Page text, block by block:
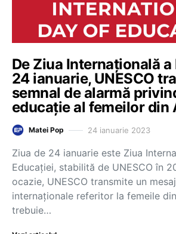
De Ziua Internațională a
24 ianuarie, UNESCO
semnal de alarmă
educație al femeilor din
Matei Pop 24 ianuarie 2023
Ziua de 24 ianuarie este Ziua
Educației, stabilită de UNESCO în
ocazie, UNESCO transmite un
internaționale referitor la femeile
trebuie…